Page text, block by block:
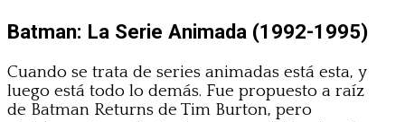
Batman: La Serie Animada (1992-1995)
Cuando se trata de series animadas está esta, y
luego está todo lo demás. Fue propuesto a raíz
de Batman Returns de Tim Burton, pero